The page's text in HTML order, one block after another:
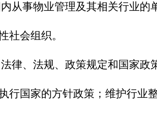
从事物业管理及其相关行业的
社会组织。
律、法规、政策规定和国家政
行国家的方针政策；维护行业